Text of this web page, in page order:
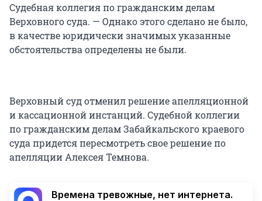
Судебная коллегия по гражданским делам
Верховного суда. — Однако этого сделано не было,
в качестве юридически значимых указанные
обстоятельства определены не были.
Верховный суд отменил решение апелляционной
и кассационной инстанций. Судебной коллегии
по гражданским делам Забайкальского краевого
суда придется пересмотреть свое решение по
апелляции Алексея Темнова.
Времена тревожные, нет интернета.